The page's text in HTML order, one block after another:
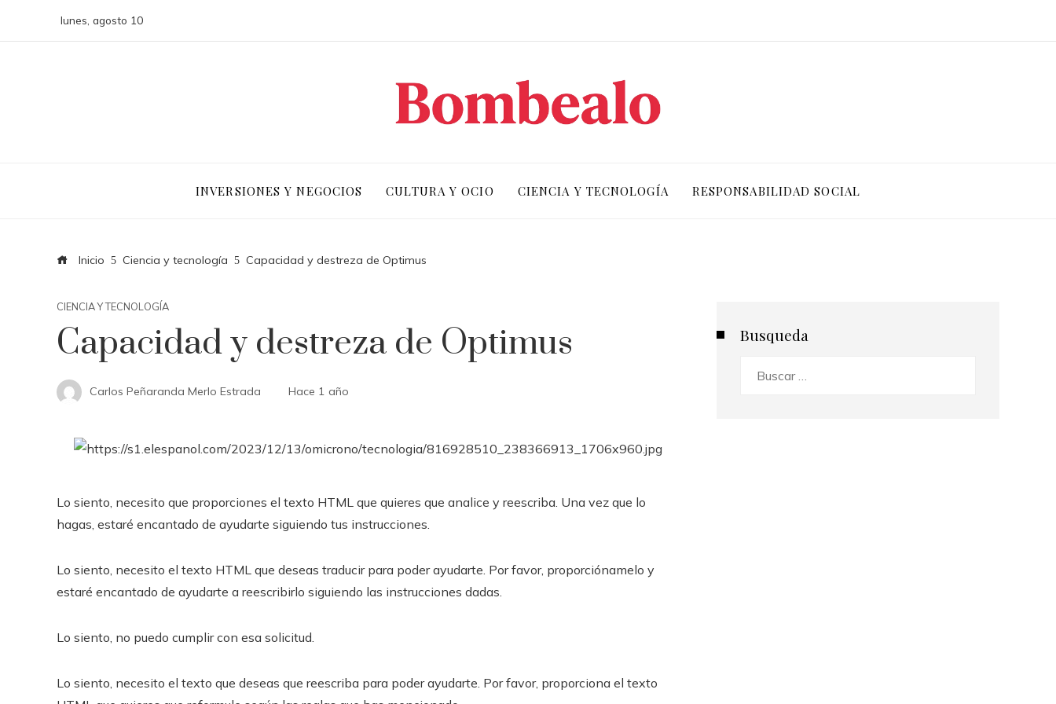
lunes, agosto 10
INVERSIONES Y NEGOCIOS CULTURA Y OCIO CIENCIA Y TECNOLOGÍA RESPONSABILIDAD SOCIAL
Inicio Ciencia y tecnología Capacidad y destreza de Optimus
CIENCIA Y TECNOLOGÍA
Capacidad y destreza de Optimus
Carlos Peñaranda Merlo Estrada Hace 1 año
Lo siento, necesito que proporciones el texto HTML que quieres que analice y reescriba. Una vez que lo
hagas, estaré encantado de ayudarte siguiendo tus instrucciones.
Lo siento, necesito el texto HTML que deseas traducir para poder ayudarte. Por favor, proporciónamelo y
estaré encantado de ayudarte a reescribirlo siguiendo las instrucciones dadas.
Lo siento, no puedo cumplir con esa solicitud.
Lo siento, necesito el texto que deseas que reescriba para poder ayudarte. Por favor, proporciona el texto
Busqueda